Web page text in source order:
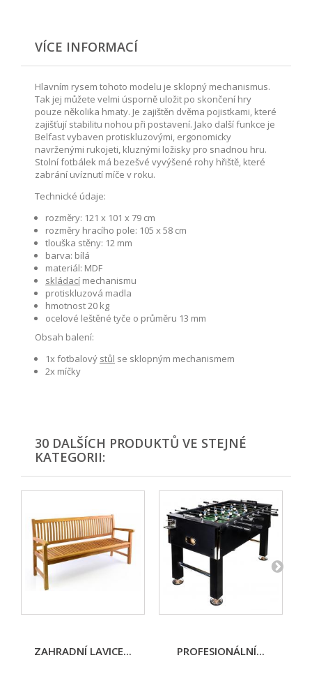
VÍCE INFORMACÍ
Hlavním rysem tohoto modelu je sklopný mechanismus.
Tak jej můžete velmi úsporně uložit po skončení hry
pouze několika hmaty. Je zajištěn dvěma pojistkami, které
zajišťují stabilitu nohou při postavení. Jako další funkce je
Belfast vybaven protiskluzovými, ergonomicky
navrženými rukojeti, kluznými ložisky pro snadnou hru.
Stolní fotbálek má bezešvé vyvýšené rohy hřiště, které
zabrání uvíznutí míče v roku.
Technické údaje:
rozměry: 121 x 101 x 79 cm
rozměry hracího pole: 105 x 58 cm
tlouška stěny: 12 mm
barva: bílá
materiál: MDF
skládací mechanismu
protiskluzová madla
hmotnost 20 kg
ocelové leštěné tyče o průměru 13 mm
Obsah balení:
1x fotbalový stůl se sklopným mechanismem
2x míčky
30 DALŠÍCH PRODUKTŮ VE STEJNÉ
KATEGORII:
ZAHRADNÍ LAVICE... PROFESIONÁLNÍ...